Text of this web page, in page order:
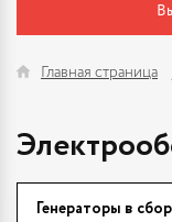
Главная страница
Генераторы в